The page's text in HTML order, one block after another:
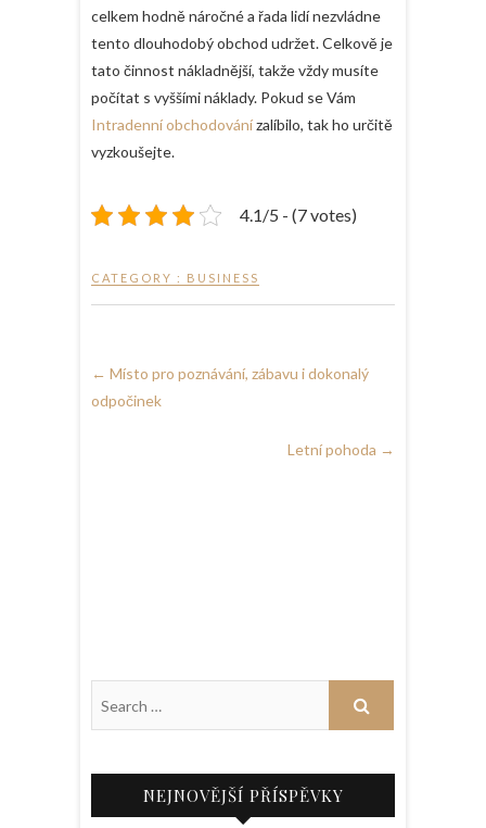
celkem hodně náročné a řada lidí nezvládne
tento dlouhodobý obchod udržet. Celkově je
tato činnost nákladnější, takže vždy musíte
počítat s vyššími náklady. Pokud se Vám
Intradenní obchodovánízalíbilo, tak ho určitě
vyzkoušejte.
4.1/5 - (7 votes)
CATEGORY : BUSINESS
← Místo pro poznávání, zábavu i dokonalý
odpočinek
Letní pohoda →
NEJNOVĚJŠÍ PŘÍSPĚVKY